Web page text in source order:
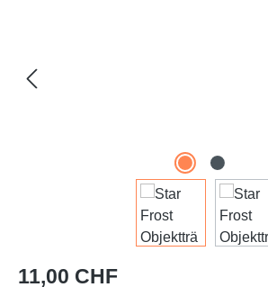
Regulärer Preis:
11,00 CHF